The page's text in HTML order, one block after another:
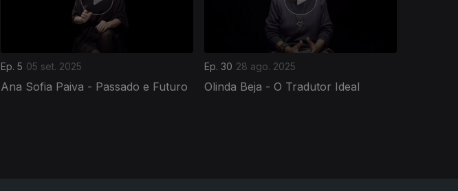
Ep. 5 05 set. 2025
Ana Sofia Paiva - Passado e Futuro
Ep. 30 28 ago. 2025
Olinda Beja - O Tradutor Ideal